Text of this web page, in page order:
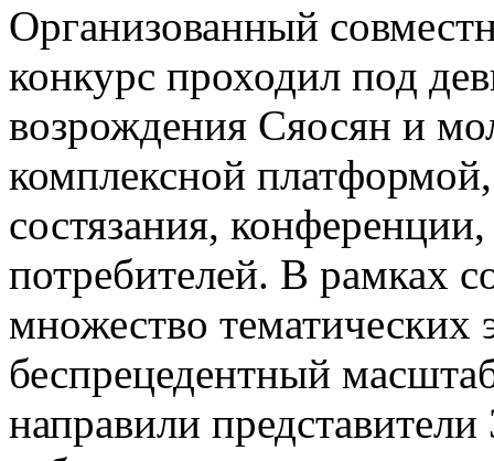
Организованный
конкурс проходил под
возрождения Сяосян и
комплексной
состязания,
потребителей. В рамках
множество тематических
беспрецедентный
направили